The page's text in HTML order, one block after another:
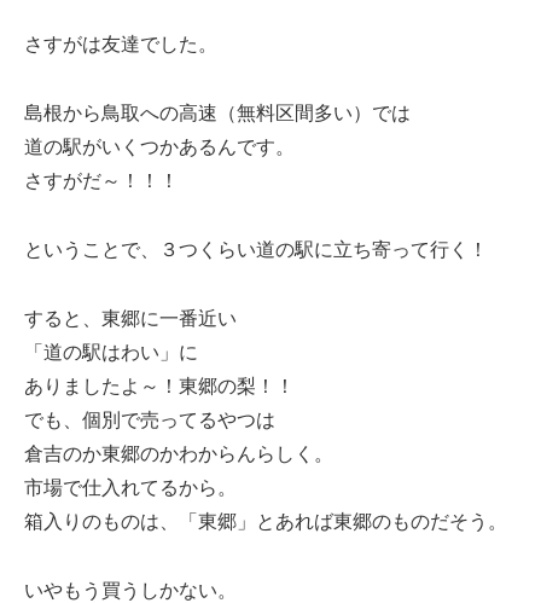
さすがは友達でした。
島根から鳥取への高速（無料区間多い）では
道の駅がいくつかあるんです。
さすがだ～！！！
ということで、３つくらい道の駅に立ち寄って行く！
すると、東郷に一番近い
「道の駅はわい」に
ありましたよ～！東郷の梨！！
でも、個別で売ってるやつは
倉吉のか東郷のかわからんらしく。
市場で仕入れてるから。
箱入りのものは、「東郷」とあれば東郷のものだそう。
いやもう買うしかない。